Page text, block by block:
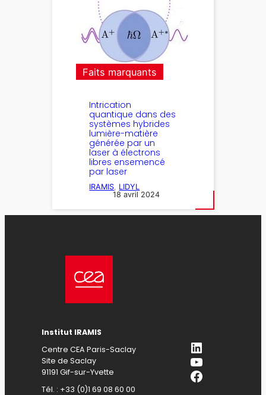
Faits marquants
Intrication
quantique dans des
systèmes hybrides
lumière-matière
générée par un
laser à électrons
libres ensemencé
par laser
IRAMIS LIDYL
18 avril 2024
Institut IRAMIS
Centre CEA Paris-Saclay
Site de Saclay
91191 Gif-sur-Yvette
Tél. : +33 (0)1 69 08 60 00
LinkedIn
YouTube
Facebook